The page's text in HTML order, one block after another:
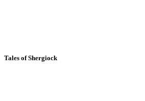
Tales of Shergiock